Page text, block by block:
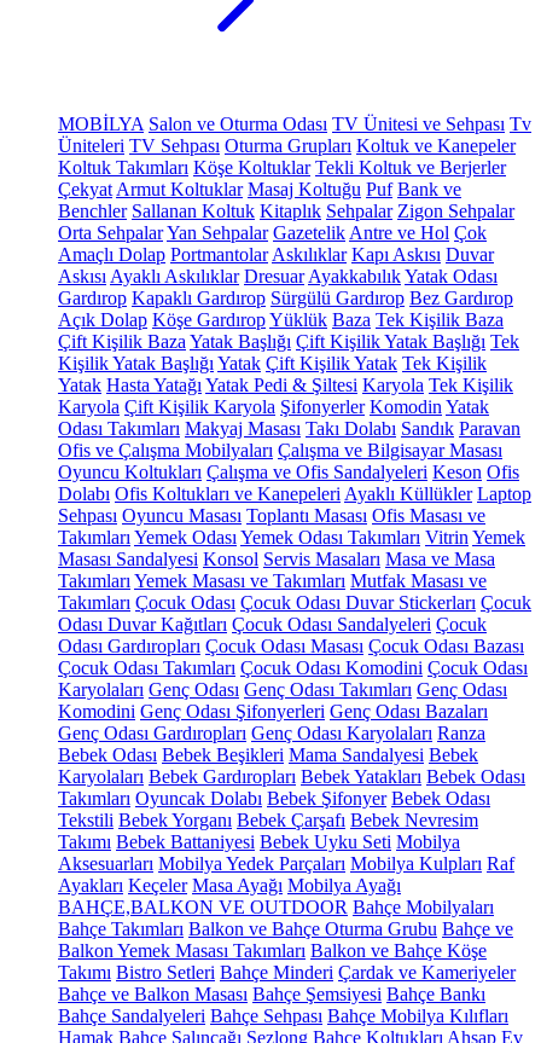
MOBİLYA Salon ve Oturma Odası TV Ünitesi ve Sehpası Tv
Üniteleri TV Sehpası Oturma Grupları Koltuk ve Kanepeler
Koltuk Takımları Köşe Koltuklar Tekli Koltuk ve Berjerler
Çekyat Armut Koltuklar Masaj Koltuğu Puf Bank ve
Benchler Sallanan Koltuk Kitaplık Sehpalar Zigon Sehpalar
Orta SehpalarYan Sehpalar Gazetelik Antre ve Hol Çok
Amaçlı Dolap Portmantolar Askılıklar Kapı Askısı Duvar
Askısı Ayaklı Askılıklar Dresuar AyakkabılıkYatak Odası
Gardırop Kapaklı Gardırop Sürgülü Gardırop Bez Gardırop
Açık Dolap Köşe GardıropYüklük Baza Tek Kişilik Baza
Çift Kişilik Baza Yatak Başlığı Çift Kişilik Yatak Başlığı Tek
Kişilik Yatak Başlığı Yatak Çift Kişilik Yatak Tek Kişilik
Yatak Hasta Yatağı Yatak Pedi & Şiltesi Karyola Tek Kişilik
Karyola Çift Kişilik Karyola Şifonyerler Komodin Yatak
Odası Takımları Makyaj Masası Takı Dolabı Sandık Paravan
Ofis ve Çalışma Mobilyaları Çalışma ve Bilgisayar Masası
Oyuncu Koltukları Çalışma ve Ofis Sandalyeleri Keson Ofis
Dolabı Ofis Koltukları ve Kanepeleri Ayaklı Küllükler Laptop
Sehpası Oyuncu Masası Toplantı Masası Ofis Masası ve
Takımları Yemek Odası Yemek Odası Takımları Vitrin Yemek
Masası Sandalyesi Konsol Servis Masaları Masa ve Masa
Takımları Yemek Masası ve Takımları Mutfak Masası ve
Takımları Çocuk Odası Çocuk Odası Duvar Stickerları Çocuk
Odası Duvar Kağıtları Çocuk Odası Sandalyeleri Çocuk
Odası Gardıropları Çocuk Odası Masası Çocuk Odası Bazası
Çocuk Odası Takımları Çocuk Odası Komodini Çocuk Odası
Karyolaları Genç Odası Genç Odası Takımları Genç Odası
Komodini Genç Odası Şifonyerleri Genç Odası Bazaları
Genç Odası Gardıropları Genç Odası Karyolaları Ranza
Bebek Odası Bebek Beşikleri Mama Sandalyesi Bebek
Karyolaları Bebek Gardıropları Bebek Yatakları Bebek Odası
Takımları Oyuncak Dolabı Bebek Şifonyer Bebek Odası
Tekstili Bebek Yorganı Bebek Çarşafı Bebek Nevresim
Takımı Bebek Battaniyesi Bebek Uyku Seti Mobilya
Aksesuarları Mobilya Yedek Parçaları Mobilya Kulpları Raf
Ayakları Keçeler Masa Ayağı Mobilya Ayağı
BAHÇE,BALKON VE OUTDOOR Bahçe Mobilyaları
Bahçe Takımları Balkon ve Bahçe Oturma Grubu Bahçe ve
Balkon Yemek Masası Takımları Balkon ve Bahçe Köşe
Takımı Bistro Setleri Bahçe Minderi Çardak ve Kameriyeler
Bahçe ve Balkon Masası Bahçe Şemsiyesi Bahçe Bankı
Bahçe Sandalyeleri Bahçe Sehpası Bahçe Mobilya Kılıfları
Hamak Bahçe Salıncağı Şezlong Bahçe Koltukları Ahşap Ev